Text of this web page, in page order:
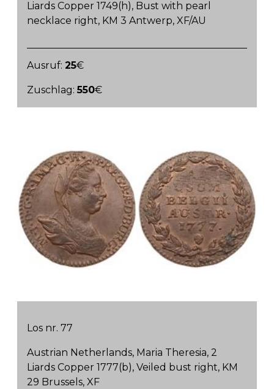
Liards Copper 1749(h), Bust with pearl
necklace right, KM 3 Antwerp, XF/AU
Ausruf:25€
Zuschlag:550€
Los nr. 77
Austrian Netherlands, Maria Theresia, 2
Liards Copper 1777(b), Veiled bust right, KM
29 Brussels, XF